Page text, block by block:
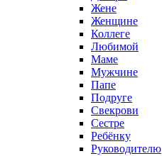
Жене
Женщине
Коллеге
Любимой
Маме
Мужчине
Папе
Подруге
Свекрови
Сестре
Ребёнку
Руководителю